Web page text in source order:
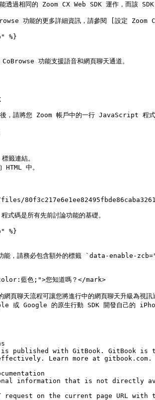
過相同的 Zoom CX Web SDK 運作，而該 SDK
功能的更多詳細資訊，請參閱 [設定
%}
功能支援語音和網頁聊天通道。
，請將您 Zoom 帳戶中的一行 JavaScript 程式
中。
碼是所有先前討論功能的基礎。
%}
能，請務必包含額外的標籤 `data-enable-
藍色;">您知道嗎？</mark>
頁聊天流程可讓您將進行中的網頁聊天升級為視訊
或 Google 的原生行動 SDK 開發自己的
is published with GitBook. GitBook is
Learn more at gitbook.com.
information that is not directly
request on the current page URL